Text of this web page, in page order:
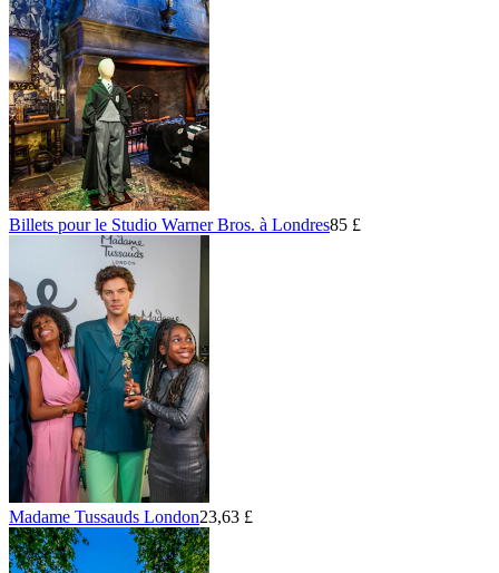
Billets pour le Studio Warner Bros. à Londres85 £
Madame Tussauds London23,63 £